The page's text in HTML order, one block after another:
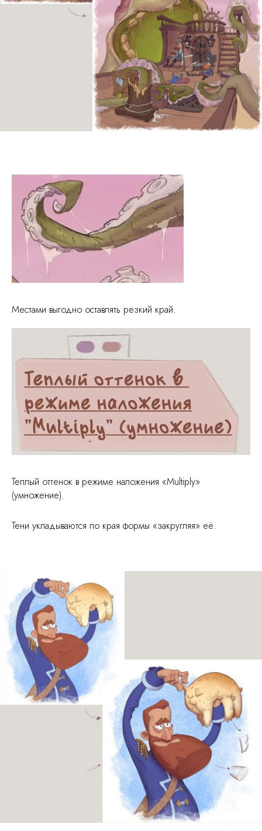
Местами выгодно оставлять резкий край.
Теплый оттенок в режиме наложения «Multiply»
(умножение).
Тени укладываются по края формы «закругляя» её.